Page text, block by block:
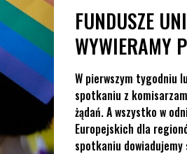
FUNDUSZE
WYWIERAMY
W pierwszym tygodniu
spotkaniu z
żądań. A wszystko w
Europejskich dla
spotkaniu dowiadujemy